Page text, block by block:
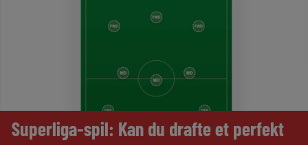
Superliga-spil: Kan du drafte et perfekt